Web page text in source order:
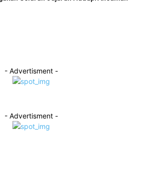
- Advertisment -
- Advertisment -